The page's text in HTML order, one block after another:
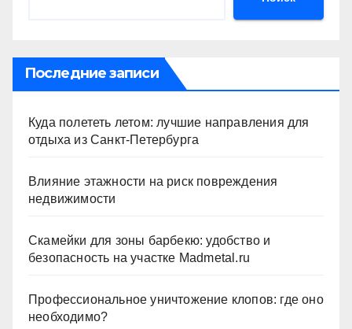
Последние записи
Куда полететь летом: лучшие направления для
отдыха из Санкт-Петербурга
Влияние этажности на риск повреждения
недвижимости
Скамейки для зоны барбекю: удобство и
безопасность на участке Madmetal.ru
Профессиональное уничтожение клопов: где оно
необходимо?